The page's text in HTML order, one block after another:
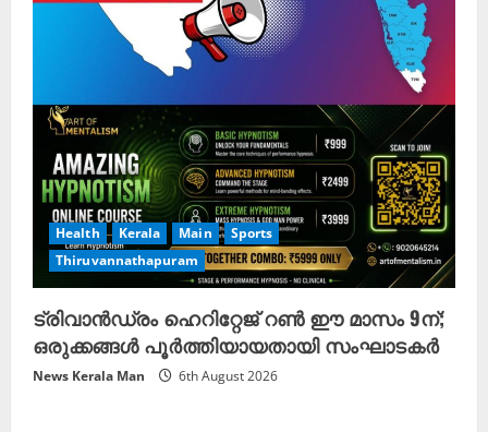
Health Kerala Main
Sports
Thiruvannathapuram
ട്രിവാൻഡ്രം ഹെറിറ്റേജ് റൺ ഈ മാസം 9ന്;
ഒരുക്കങ്ങൾ പൂർത്തിയായതായി സംഘാടകർ
News Kerala Man 6th August 2026